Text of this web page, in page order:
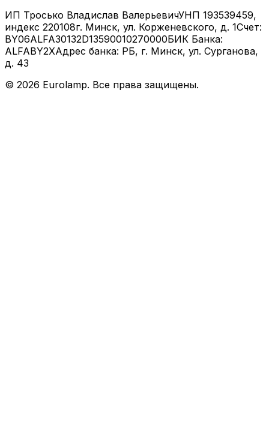
ИП Тросько Владислав ВалерьевичУНП 193539459,
индекс 220108г. Минск, ул. Корженевского, д. 1Счет:
BY06ALFA30132D13590010270000БИК Банка:
ALFABY2XАдрес банка: РБ, г. Минск, ул. Сурганова,
д. 43
© 2026 Eurolamp. Все права защищены.